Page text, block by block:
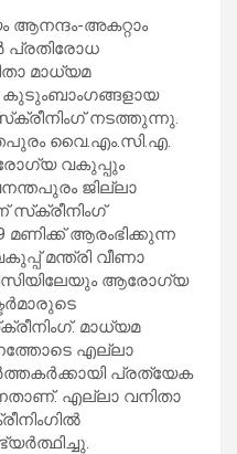
അകറ്റാം
പ്രതിരോധ
മാധ്യമ
നടത്തുന്നു.
വൈ.എം.സി.എ.
വകുപ്പും
ജില്ലാ
സ്‌ക്രീനിംഗ്
മണിക്ക് ആരംഭിക്കുന്ന
മന്ത്രി വീണാ
ആരോഗ്യ
മാധ്യമ
എല്ലാ
പ്രത്യേക
എല്ലാ വനിതാ